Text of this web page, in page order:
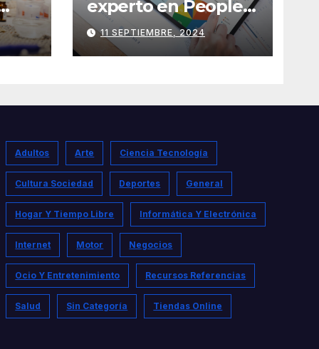
experto en People
Analytics
11 SEPTIEMBRE, 2024
Adultos Arte Ciencia Tecnología
Cultura Sociedad Deportes General
Hogar Y Tiempo Libre Informática Y Electrónica
Internet Motor Negocios
Ocio Y Entretenimiento Recursos Referencias
Salud Sin Categoría Tiendas Online